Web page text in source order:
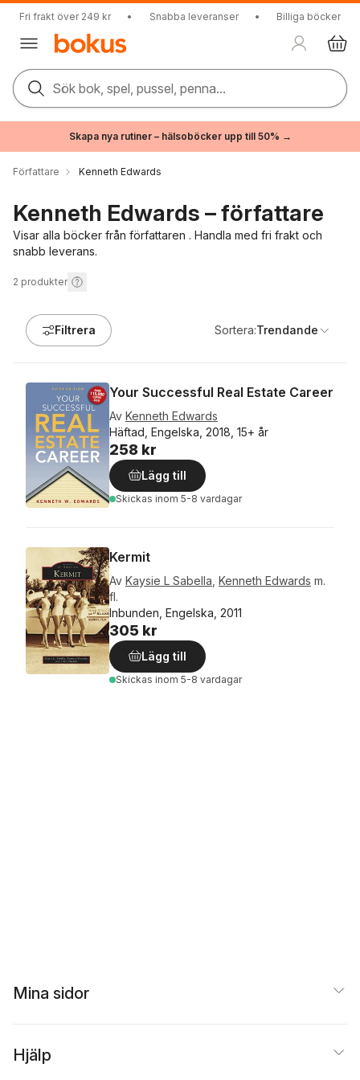
Fri frakt över 249 kr • Snabba leveranser • Billiga böcker
Sök bok, spel, pussel, penna...
Skapa nya rutiner – hälsoböcker upp till 50% →
Författare Kenneth Edwards
Kenneth Edwards – författare
Visar alla böcker från författaren . Handla med fri frakt och
snabb leverans.
2 produkter
Filtrera Sortera:Trendande
Your Successful Real Estate Career
Av Kenneth Edwards
Häftad, Engelska, 2018, 15+ år
258 kr
Lägg till
Skickas inom 5-8 vardagar
Kermit
Av Kaysie L Sabella Kenneth Edwards m.
fl.
Inbunden, Engelska, 2011
305 kr
Lägg till
Skickas inom 5-8 vardagar
Mina sidor
Hjälp